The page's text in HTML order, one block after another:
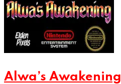
Alwa’s